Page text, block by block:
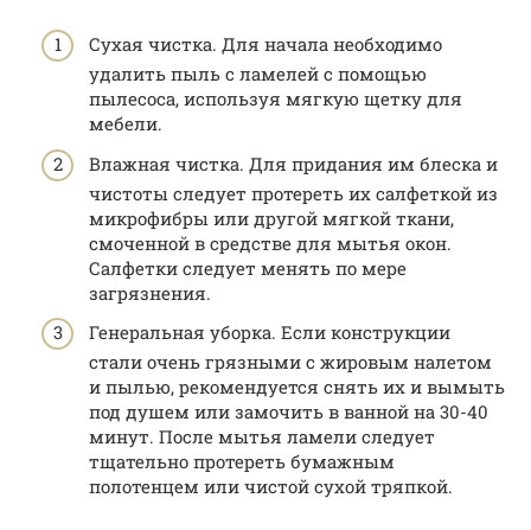
Сухая чистка. Для начала необходимо
удалить пыль с ламелей с помощью
пылесоса, используя мягкую щетку для
мебели.
Влажная чистка. Для придания им блеска и
чистоты следует протереть их салфеткой из
микрофибры или другой мягкой ткани,
смоченной в средстве для мытья окон.
Салфетки следует менять по мере
загрязнения.
Генеральная уборка. Если конструкции
стали очень грязными с жировым налетом
и пылью, рекомендуется снять их и вымыть
под душем или замочить в ванной на 30-40
минут. После мытья ламели следует
тщательно протереть бумажным
полотенцем или чистой сухой тряпкой.